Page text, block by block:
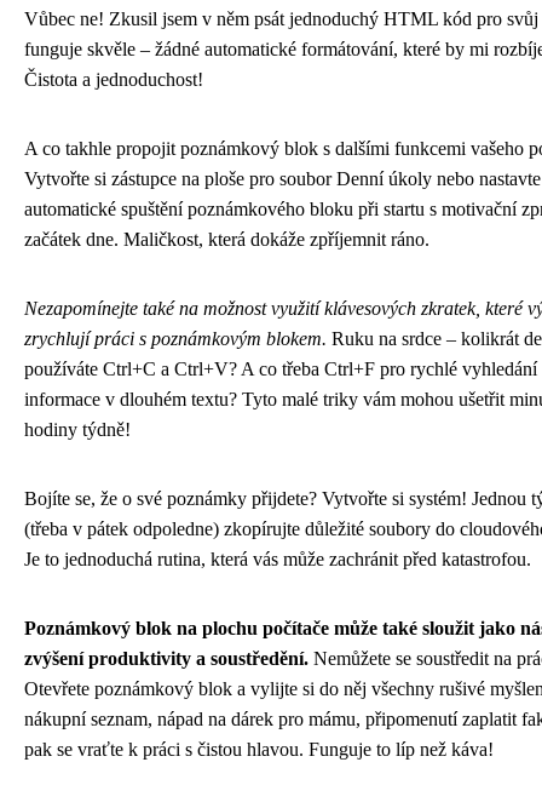
Vůbec ne! Zkusil jsem v něm psát jednoduchý HTML kód pro svůj
funguje skvěle – žádné automatické formátování, které by mi
Čistota a jednoduchost!
A co takhle propojit poznámkový blok s dalšími funkcemi vašeho
Vytvořte si zástupce na ploše pro soubor Denní úkoly nebo nastavte
automatické spuštění poznámkového bloku při startu s motivační
začátek dne. Maličkost, která dokáže zpříjemnit ráno.
Nezapomínejte také na možnost využití klávesových zkratek, které
zrychlují práci s poznámkovým blokem. Ruku na srdce – kolikrát
používáte Ctrl+C a Ctrl+V? A co třeba Ctrl+F pro rychlé
informace v dlouhém textu? Tyto malé triky vám mohou ušetřit
hodiny týdně!
Bojíte se, že o své poznámky přijdete? Vytvořte si systém! Jednou
(třeba v pátek odpoledne) zkopírujte důležité soubory do
Je to jednoduchá rutina, která vás může zachránit před katastrofou.
Poznámkový blok na plochu počítače může také sloužit jako
zvýšení produktivity a soustředění. Nemůžete se soustředit na
Otevřete poznámkový blok a vylijte si do něj všechny rušivé
nákupní seznam, nápad na dárek pro mámu, připomenutí zaplatit
pak se vraťte k práci s čistou hlavou. Funguje to líp než káva!